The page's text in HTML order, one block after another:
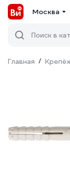
Москва
Поиск в
Главная /